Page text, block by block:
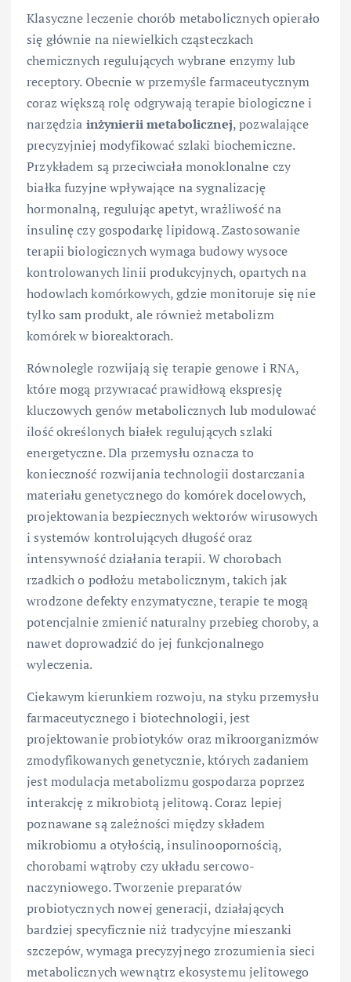
Klasyczne leczenie chorób metabolicznych opierało
się głównie na niewielkich cząsteczkach
chemicznych regulujących wybrane enzymy lub
receptory. Obecnie w przemyśle farmaceutycznym
coraz większą rolę odgrywają terapie biologiczne i
narzędzia inżynierii metabolicznej, pozwalające
precyzyjniej modyfikować szlaki biochemiczne.
Przykładem są przeciwciała monoklonalne czy
białka fuzyjne wpływające na sygnalizację
hormonalną, regulując apetyt, wrażliwość na
insulinę czy gospodarkę lipidową. Zastosowanie
terapii biologicznych wymaga budowy wysoce
kontrolowanych linii produkcyjnych, opartych na
hodowlach komórkowych, gdzie monitoruje się nie
tylko sam produkt, ale również metabolizm
komórek w bioreaktorach.
Równolegle rozwijają się terapie genowe i RNA,
które mogą przywracać prawidłową ekspresję
kluczowych genów metabolicznych lub modulować
ilość określonych białek regulujących szlaki
energetyczne. Dla przemysłu oznacza to
konieczność rozwijania technologii dostarczania
materiału genetycznego do komórek docelowych,
projektowania bezpiecznych wektorów wirusowych
i systemów kontrolujących długość oraz
intensywność działania terapii. W chorobach
rzadkich o podłożu metabolicznym, takich jak
wrodzone defekty enzymatyczne, terapie te mogą
potencjalnie zmienić naturalny przebieg choroby, a
nawet doprowadzić do jej funkcjonalnego
wyleczenia.
Ciekawym kierunkiem rozwoju, na styku przemysłu
farmaceutycznego i biotechnologii, jest
projektowanie probiotyków oraz mikroorganizmów
zmodyfikowanych genetycznie, których zadaniem
jest modulacja metabolizmu gospodarza poprzez
interakcję z mikrobiotą jelitową. Coraz lepiej
poznawane są zależności między składem
mikrobiomu a otyłością, insulinoopornością,
chorobami wątroby czy układu sercowo-
naczyniowego. Tworzenie preparatów
probiotycznych nowej generacji, działających
bardziej specyficznie niż tradycyjne mieszanki
szczepów, wymaga precyzyjnego zrozumienia sieci
metabolicznych wewnątrz ekosystemu jelitowego